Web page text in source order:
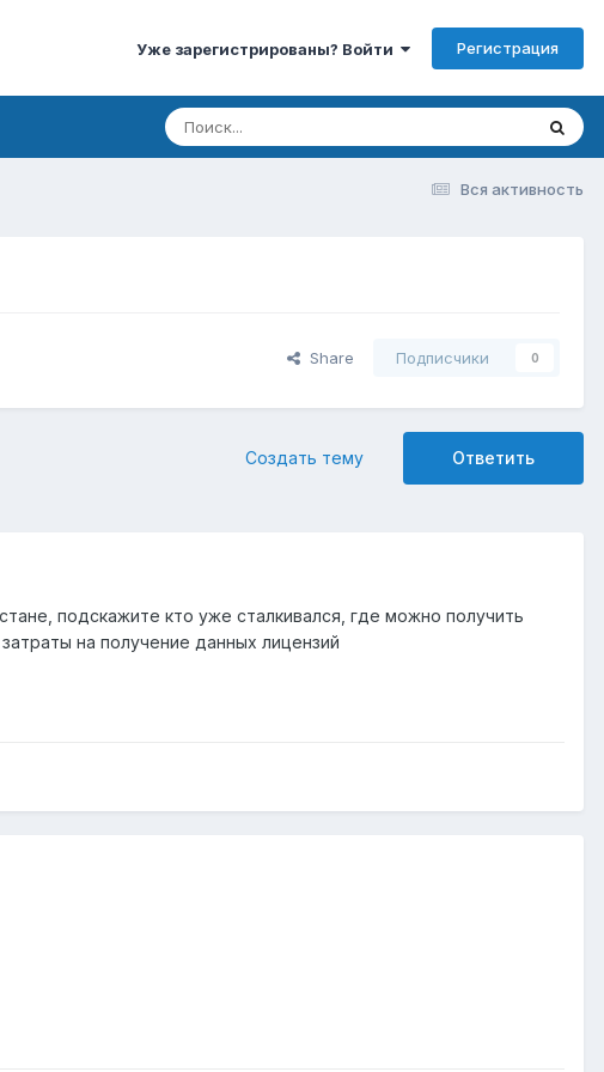
Уже зарегистрированы? Войти Регистрация
Вся активность
Share Подписчики 0
Ответить
Создать тему
подскажите кто уже сталкивался, где можно получить
на получение данных лицензий